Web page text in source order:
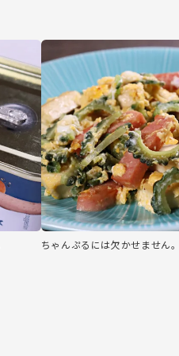
ちゃんぷるには欠かせません。